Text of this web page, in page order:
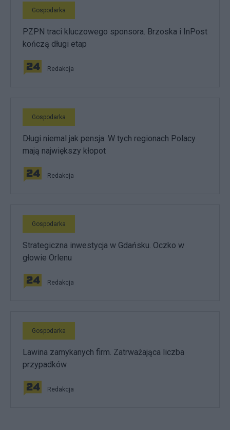
Gospodarka
PZPN traci kluczowego sponsora. Brzoska i InPost
kończą długi etap
Redakcja
Gospodarka
Długi niemal jak pensja. W tych regionach Polacy
mają największy kłopot
Redakcja
Gospodarka
Strategiczna inwestycja w Gdańsku. Oczko w
głowie Orlenu
Redakcja
Gospodarka
Lawina zamykanych firm. Zatrważająca liczba
przypadków
Redakcja